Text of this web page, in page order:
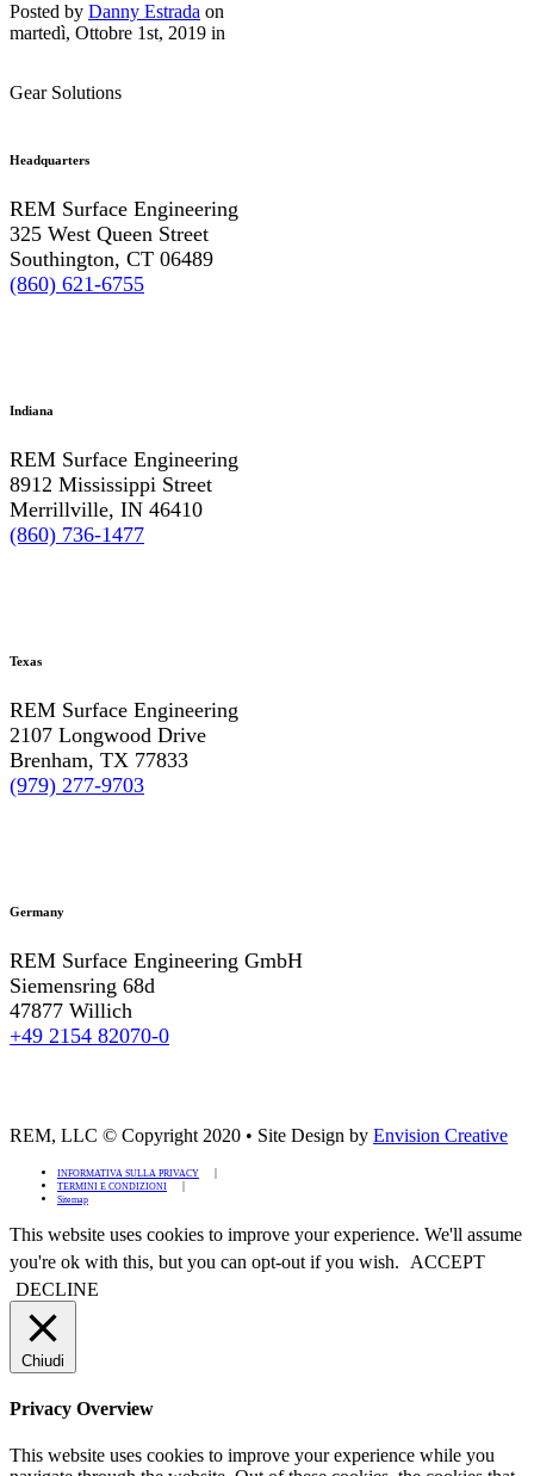
Posted by Danny Estrada on
martedì, Ottobre 1st, 2019 in
Gear Solutions
Headquarters
REM Surface Engineering
325 West Queen Street
Southington, CT 06489
(860) 621-6755
Indiana
REM Surface Engineering
8912 Mississippi Street
Merrillville, IN 46410
(860) 736-1477
Texas
REM Surface Engineering
2107 Longwood Drive
Brenham, TX 77833
(979) 277-9703
Germany
REM Surface Engineering GmbH
Siemensring 68d
47877 Willich
+49 2154 82070-0
REM, LLC © Copyright 2020 • Site Design by Envision Creative
INFORMATIVA SULLA PRIVACY
TERMINI E CONDIZIONI
Sitemap
This website uses cookies to improve your experience. We'll assume
you're ok with this, but you can opt-out if you wish.
ACCEPT
DECLINE
Chiudi
Privacy Overview
This website uses cookies to improve your experience while you